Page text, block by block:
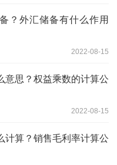
？外汇储备有什么作用
2022-08-15
意思？权益乘数的计算公
2022-08-15
计算？销售毛利率计算公